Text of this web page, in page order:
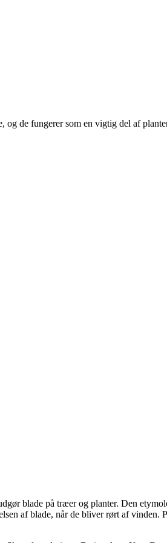
de fungerer som en vigtig del af
blade på træer og planter. Den
af blade, når de bliver rørt af vinden.